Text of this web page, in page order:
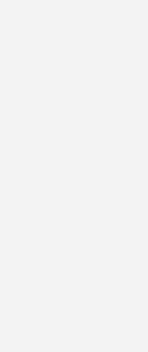
Viertel der
Die
ist
Wirksamkeit